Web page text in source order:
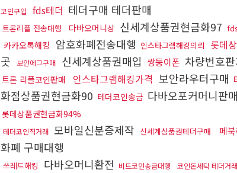
코인구입
fds테더 테더구매 테더판매
트론리플 전송대행 다바오머니상 신세계상품권현금화97
카카오톡해킹 암호화폐전송대행 인스타그램해킹의뢰 롯데
곳
보안에그구매 신세계상품권매입 쌍둥이폰 차량번호
트론 리플코인판매 인스타그램해킹가격 보안라우터구매
화점상품권현금화90 테더코인송금 다바오포커머니판매
롯데상품권현금화94%
테더코인직거래 모바일신분증제작 신세계상품권테더구매 페
화폐 구매대행
쓰레드해킹 다바오머니환전 비트코인송금대행 코인돈세탁 테더거래